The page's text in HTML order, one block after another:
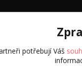
potřebují Váš